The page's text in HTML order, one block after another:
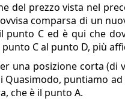
del prezzo vista nel
comparsa di un
punto C ed è qui che
C al punto D, più
una posizione corta (di
Quasimodo, puntiamo
che è il punto A.